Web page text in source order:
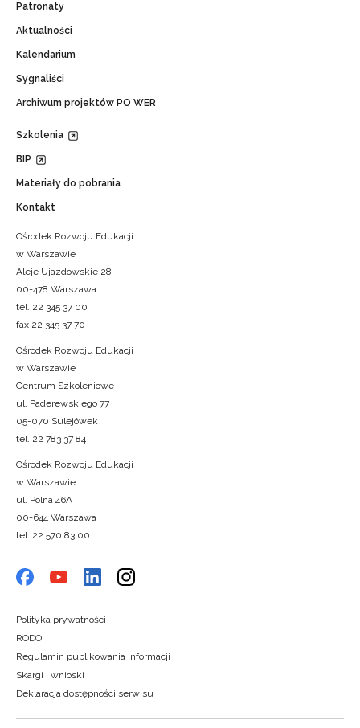
Patronaty
Aktualności
Kalendarium
Sygnaliści
Archiwum projektów PO WER
Szkolenia
BIP
Materiały do pobrania
Kontakt
Ośrodek Rozwoju Edukacji
w Warszawie
Aleje Ujazdowskie 28
00-478 Warszawa
tel. 22 345 37 00
fax 22 345 37 70
Ośrodek Rozwoju Edukacji
w Warszawie
Centrum Szkoleniowe
ul. Paderewskiego 77
05-070 Sulejówek
tel. 22 783 37 84
Ośrodek Rozwoju Edukacji
w Warszawie
ul. Polna 46A
00-644 Warszawa
tel. 22 570 83 00
Polityka prywatności
RODO
Regulamin publikowania informacji
Skargi i wnioski
Deklaracja dostępności serwisu